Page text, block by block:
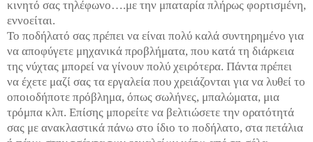
κινητό σας τηλέφωνο….με την μπαταρία πλήρως φορτισμένη,
εννοείται.
Το ποδήλατό σας πρέπει να είναι πολύ καλά συντηρημένο για
να αποφύγετε μηχανικά προβλήματα, που κατά τη διάρκεια
της νύχτας μπορεί να γίνουν πολύ χειρότερα. Πάντα πρέπει
να έχετε μαζί σας τα εργαλεία που χρειάζονται για να λυθεί το
οποιοδήποτε πρόβλημα, όπως σωλήνες, μπαλώματα, μια
τρόμπα κλπ. Επίσης μπορείτε να βελτιώσετε την ορατότητά
σας με ανακλαστικά πάνω στο ίδιο το ποδήλατο, στα πετάλια